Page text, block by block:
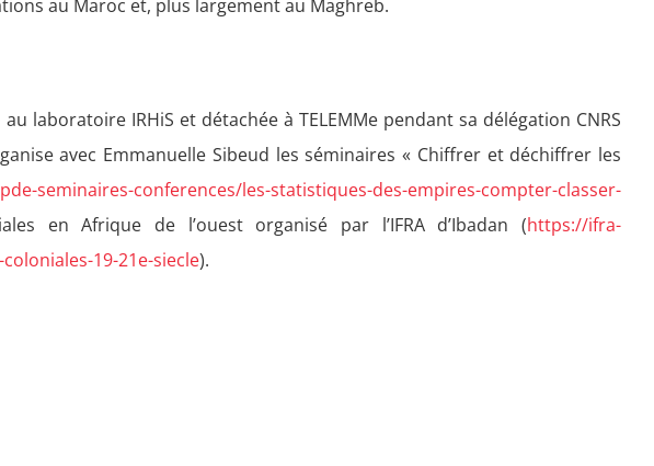
au Maroc et, plus largement au Maghreb.
laboratoire IRHiS et détachée à TELEMMe pendant sa délégation CNRS
avec Emmanuelle Sibeud les séminaires « Chiffrer et déchiffrer les
seminaires-conferences/les-statistiques-des-empires-compter-classer-
en Afrique de l’ouest organisé par l’IFRA d’Ibadan (https://ifra-
19-21e-siecle).